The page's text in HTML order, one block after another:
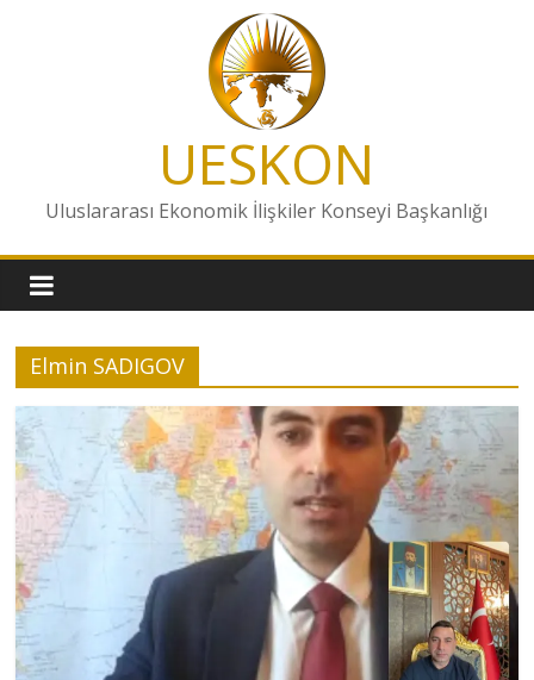
UESKON
Uluslararası Ekonomik İlişkiler Konseyi Başkanlığı
Elmin SADIGOV